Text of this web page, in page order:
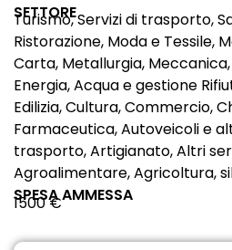
SETTORE
Turismo, Servizi di trasporto,
Ristorazione, Moda e Tessile,
Carta, Metallurgia,
Energia, Acqua e gestione
Edilizia, Cultura, Commercio,
Farmaceutica, Autoveicoli e
trasporto, Artigianato, Altri
Agroalimentare, Agricoltura,
SPESA AMMESSA
1500 €